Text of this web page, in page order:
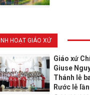
HOẠT GIÁO XỨ
Giáo xứ
Giuse
Thánh lễ
Rước lễ